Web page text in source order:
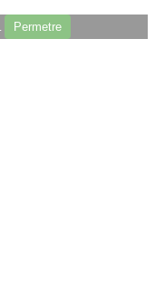
Permetre